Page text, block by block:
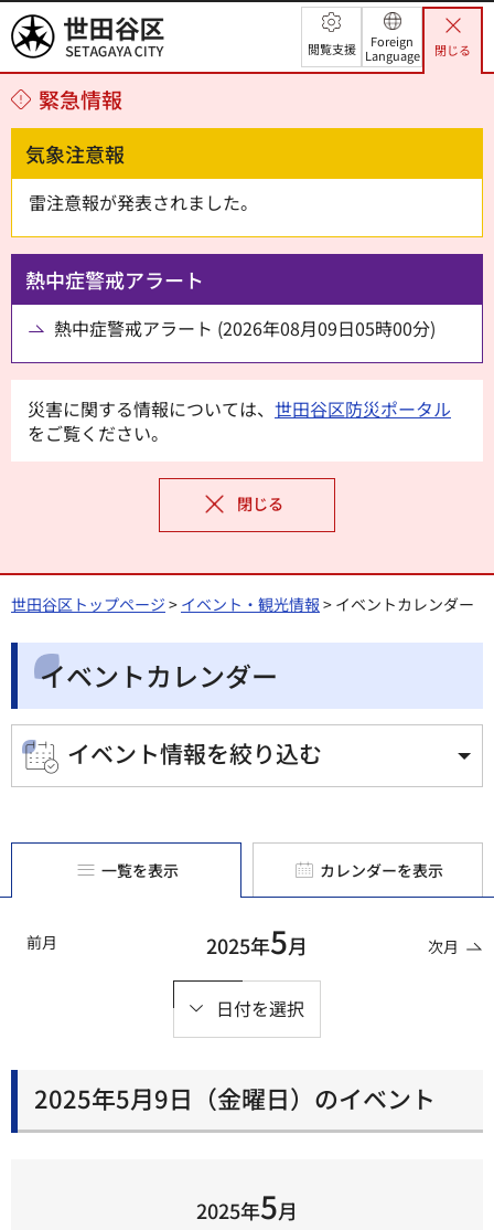
世田谷区 閲覧支援
Foreign
Language
閉じる
緊急情報
気象注意報
雷注意報が発表されました。
熱中症警戒アラート
熱中症警戒アラート (2026年08月09日05時00分)
災害に関する情報については、 世田谷区防災ポータル
をご覧ください。
閉じる
世田谷区トップページ > イベント・観光情報 > イベントカレンダー
イベントカレンダー
イベント情報を絞り込む
一覧を表示 カレンダーを表示
前月 2025年5月
日付を選択
次月
2025年5月9日（金曜日）のイベント
2025年5月